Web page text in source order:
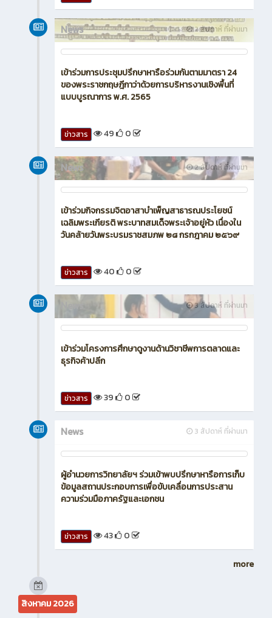
ข่าวสาร
2 สัปดาห์ ที่ผ่านมา
News
เข้าร่วมกิจกรรมเฉลิมพระเกียรติและบรรพชาสามเณร
ถวายเป็นพระราชกุศลพระบาทสสมเด็จพระเจ้าอยู่หัว
ข่าวสาร 17 0
2 สัปดาห์ ที่ผ่านมา
News
เข้าร่วมการประชุมปรึกษาหารือร่วมกันตามมาตรา 24
ของพระราชกฤษฎีกาว่าด้วยการบริหารงานเชิงพื้นที่
แบบบูรณาการ พ.ศ. 2565
ข่าวสาร 49 0
2 สัปดาห์ ที่ผ่านมา
News
เข้าร่วมกิจกรรมจิตอาสาบำเพ็ญสาธารณประโยชน์
เฉลิมพระเกียรติ พระบาทสมเด็จพระเจ้าอยู่หัว เนื่องใน
วันคล้ายวันพระบรมราชสมภพ ๒๘ กรกฎาคม ๒๕๖๙
ข่าวสาร
เข้าร่วมโครงการศึกษาดูงานด้านวิชาชีพการตลาดและ
ธุรกิจค้าปลีก
ข่าวสาร 39 0
3 สัปดาห์ ที่ผ่านมา
ผู้อำนวยการวิทยาลัยฯ ร่วมเข้าพบปรึกษาหารือการเก็บ